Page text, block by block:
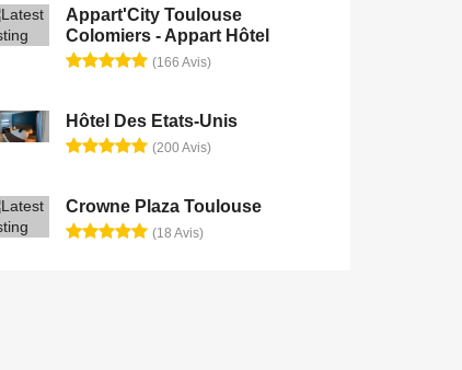
Appart'City Toulouse
Colomiers - Appart Hôtel
(166 Avis)
Hôtel Des Etats-Unis
(200 Avis)
Crowne Plaza Toulouse
(18 Avis)